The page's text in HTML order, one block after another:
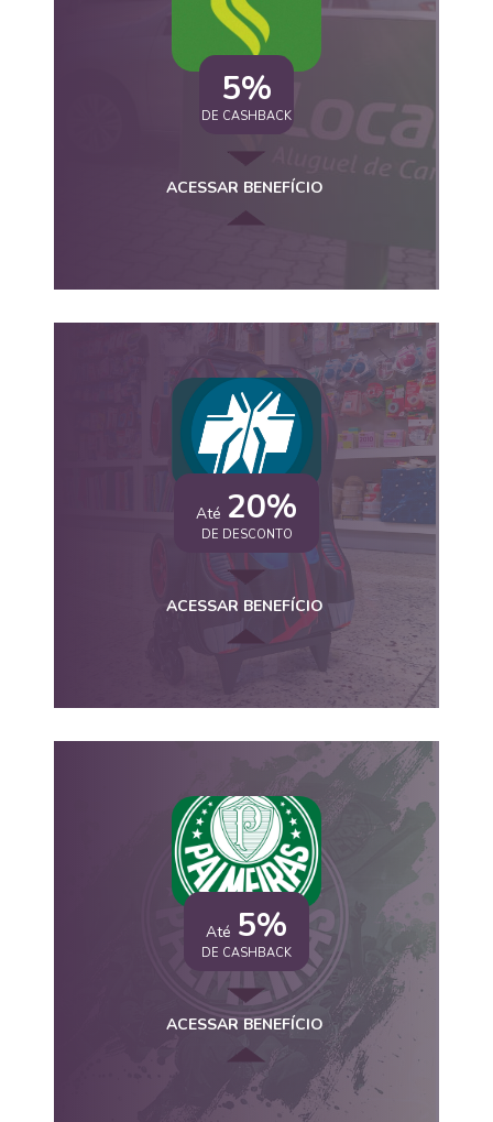
5%
DE CASHBACK
ACESSAR BENEFÍCIO
Até 20%
DE DESCONTO
ACESSAR BENEFÍCIO
Até 5%
DE CASHBACK
ACESSAR BENEFÍCIO